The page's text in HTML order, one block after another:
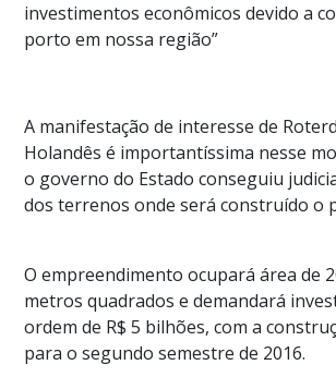
investimentos econômicos devido a
porto em nossa região”
A manifestação de interesse de
Holandês é importantíssima nesse
o governo do Estado conseguiu
dos terrenos onde será construído o
O empreendimento ocupará área de
metros quadrados e demandará
ordem de R$ 5 bilhões, com a
para o segundo semestre de 2016.